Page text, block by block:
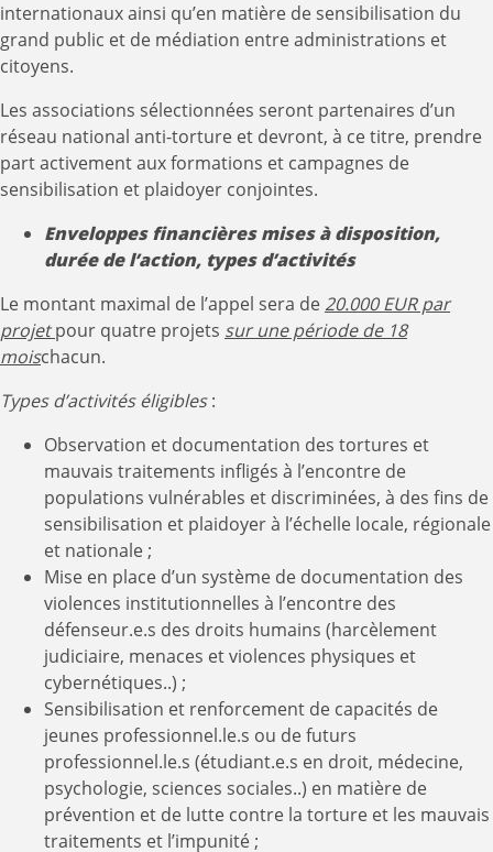
internationaux ainsi qu’en matière de sensibilisation du
grand public et de médiation entre administrations et
citoyens.
Les associations sélectionnées seront partenaires d’un
réseau national anti-torture et devront, à ce titre, prendre
part activement aux formations et campagnes de
sensibilisation et plaidoyer conjointes.
Enveloppes financières mises à disposition,
durée de l’action, types d’activités
Le montant maximal de l’appel sera de 20.000 EUR par
projetpour quatre projets sur une période de 18
moischacun.
Types d’activités éligibles:
Observation et documentation des tortures et
mauvais traitements infligés à l’encontre de
populations vulnérables et discriminées, à des fins de
sensibilisation et plaidoyer à l’échelle locale, régionale
et nationale ;
Mise en place d’un système de documentation des
violences institutionnelles à l’encontre des
défenseur.e.s des droits humains (harcèlement
judiciaire, menaces et violences physiques et
cybernétiques..) ;
Sensibilisation et renforcement de capacités de
jeunes professionnel.le.s ou de futurs
professionnel.le.s (étudiant.e.s en droit, médecine,
psychologie, sciences sociales..) en matière de
prévention et de lutte contre la torture et les mauvais
traitements et l’impunité ;